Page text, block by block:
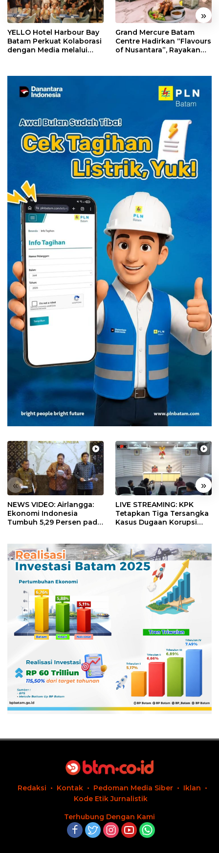
« »
YELLO Hotel Harbour Bay
Batam Perkuat Kolaborasi
dengan Media melalui
Grand Mercure Batam
Centre Hadirkan “Flavours
of Nusantara”, Rayakan
« »
NEWS VIDEO: Airlangga:
Ekonomi Indonesia
Tumbuh 5,29 Persen pada
LIVE STREAMING: KPK
Tetapkan Tiga Tersangka
Kasus Dugaan Korupsi
Redaksi Kontak Pedoman Media Siber
Iklan
Kode Etik Jurnalistik
Terhubung Dengan Kami